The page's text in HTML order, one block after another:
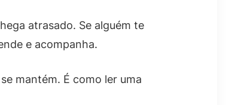
atrasado. Se alguém te
e acompanha.
mantém. É como ler uma